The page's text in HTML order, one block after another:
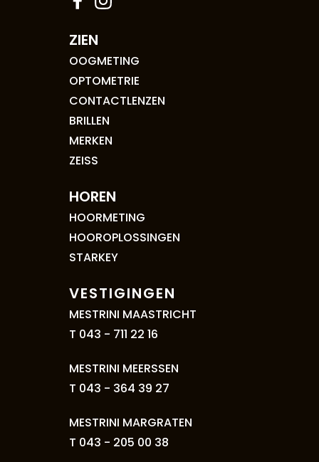
ZIEN
OOGMETING
OPTOMETRIE
CONTACTLENZEN
BRILLEN
MERKEN
ZEISS
HOREN
HOORMETING
HOOROPLOSSINGEN
STARKEY
VESTIGINGEN
MESTRINI MAASTRICHT
T 043 - 711 22 16
MESTRINI MEERSSEN
T 043 - 364 39 27
MESTRINI MARGRATEN
T 043 - 205 00 38